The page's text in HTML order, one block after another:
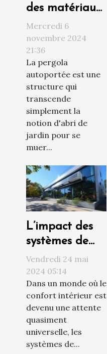
des matériaux
pour pergolas
autoportées :
bois, acier ou
aluminium
Mercredi 6
novembre 2024
21:36
La pergola
autoportée est une
structure qui
transcende
simplement la
notion d'abri de
jardin pour se
muer...
L’impact des
systèmes de
climatisation
sur le design
extérieur et le
confort
Vendredi 24 mai
2024 05:14
Dans un monde où le
confort intérieur est
devenu une attente
quasiment
universelle, les
systèmes de...